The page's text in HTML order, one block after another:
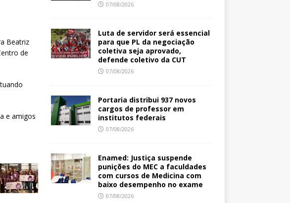
Beatriz
de
e amigos
07/08/2026
Luta de servidor será essencial
para que PL da negociação
coletiva seja aprovado,
defende coletivo da CUT
07/08/2026
Portaria distribui 937 novos
cargos de professor em
institutos federais
07/08/2026
Enamed: Justiça suspende
punições do MEC a faculdades
com cursos de Medicina com
baixo desempenho no exame
07/08/2026